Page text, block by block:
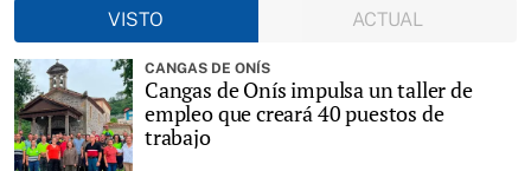
VISTO
ACTUAL
CANGAS DE ONÍS
Cangas de Onís impulsa un taller de
empleo que creará 40 puestos de
trabajo